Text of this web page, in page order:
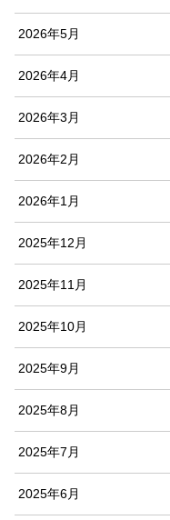
2026年5月
2026年4月
2026年3月
2026年2月
2026年1月
2025年12月
2025年11月
2025年10月
2025年9月
2025年8月
2025年7月
2025年6月